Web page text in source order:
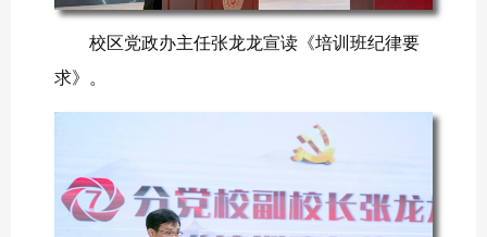
校区党政办主任张龙龙宣读《培训班纪律要
求》。